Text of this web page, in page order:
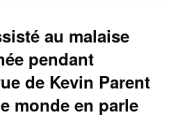
au malaise
pendant
de Kevin Parent
monde en parle